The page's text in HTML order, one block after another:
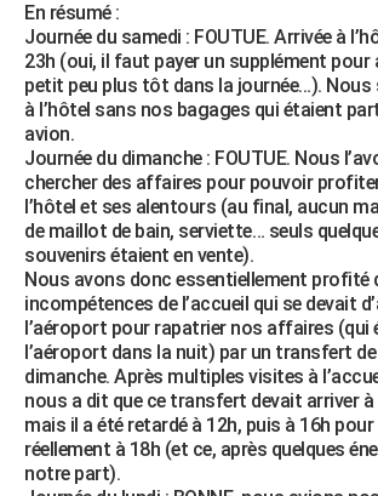
Guides de France
Escapades
Patrimoine
Expositions
Musées
Week-end nature
+LIFESTYLE
Art de vivre
Bien-être
Loisirs
Mode
Modes de vie
SANTE
Alimentation
Guide de la santé
Maladies
Médicaments
Sommeil
VOYAGE
Destinations
City break
Voyage nature
Voyage de noces
Forum
Climat
+PHOTO
GUIDES D'ACHAT
BONS PLANS
CARTE DE VOEUX
Carte de Noël
Carte Bonne année
Carte Saint-Valentin
Carte Pâques
Carte d'anniversaire
DICTIONNAIRE
Dictionnaire
Biographies
Citations
Expressions
Proverbes
PROGRAMME TV
COPAINS D'AVANT
En résumé :
Journée du samedi : FOUTUE. Arrivée à
23h (oui, il faut payer un supplément
petit peu plus tôt dans la journée…). Nous
à l’hôtel sans nos bagages qui étaient
avion.
Journée du dimanche : FOUTUE. Nous
chercher des affaires pour pouvoir
l’hôtel et ses alentours (au final, aucun
de maillot de bain, serviette… seuls
souvenirs étaient en vente).
Nous avons donc essentiellement profité
incompétences de l’accueil qui se devait
l’aéroport pour rapatrier nos affaires (qui
l’aéroport dans la nuit) par un transfert
dimanche. Après multiples visites à
nous a dit que ce transfert devait arriver à
mais il a été retardé à 12h, puis à 16h
réellement à 18h (et ce, après quelques
notre part).